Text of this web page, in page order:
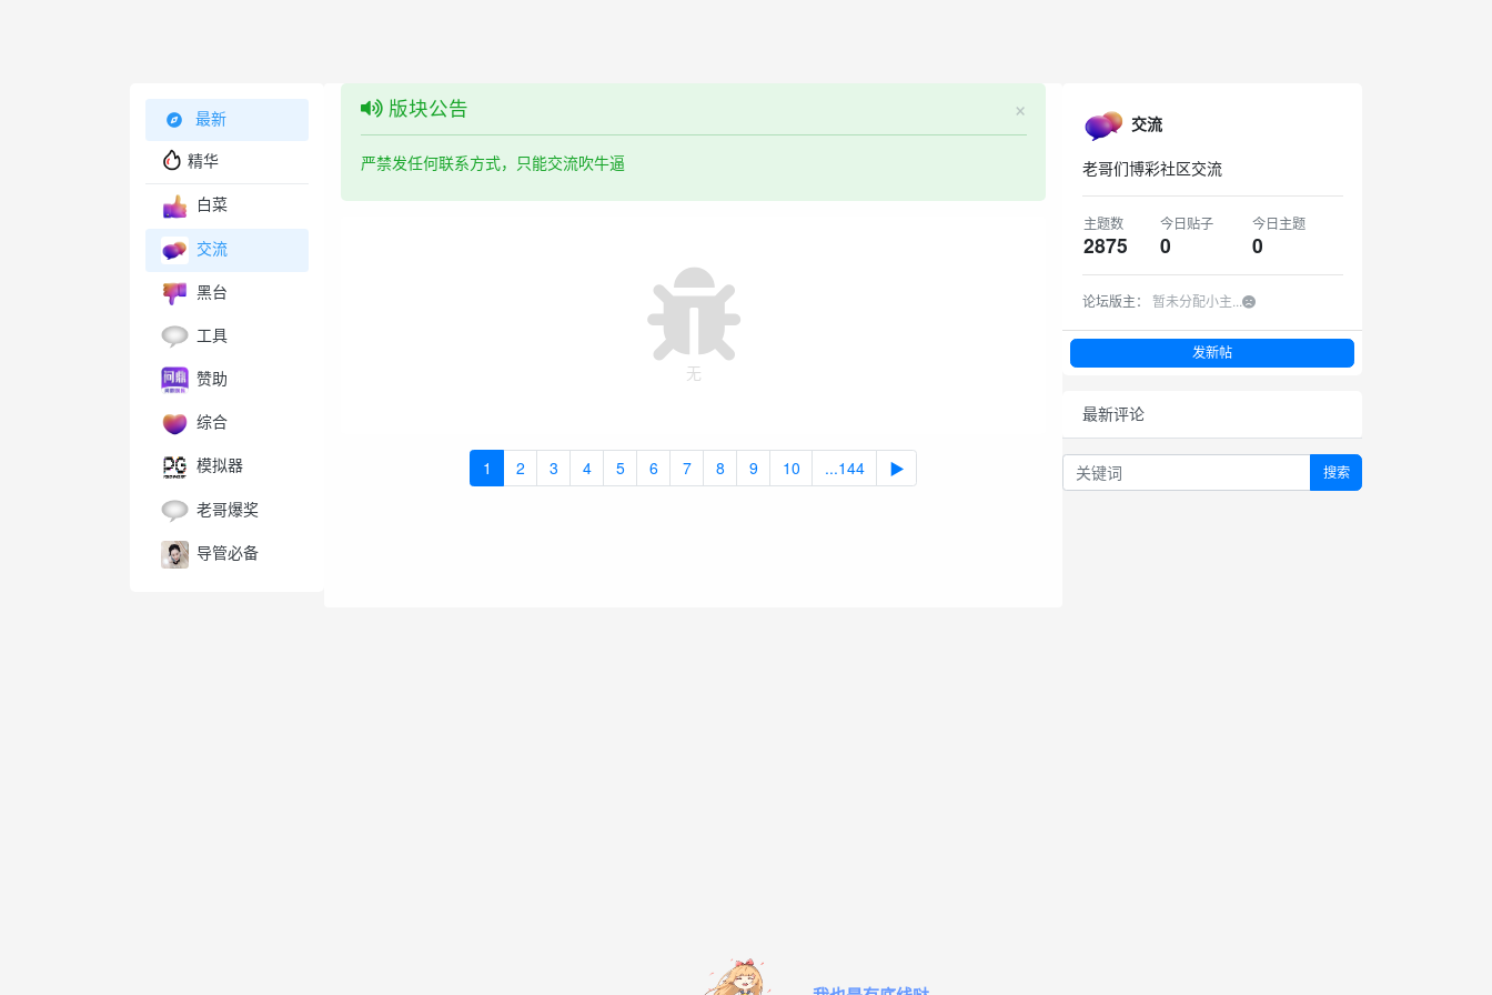
最新
精华
白菜
交流
黑台
工具
赞助
综合
模拟器
老哥爆奖
导管必备
×
版块公告
严禁发任何联系方式，只能交流吹牛逼
无
1 2 3 4 5 6 7 8 9 10 ...144 ▶
交流
老哥们博彩社区交流
主题数
2875
今日贴子
0
今日主题
0
论坛版主： 暂未分配小主...
发新帖
最新评论
搜索